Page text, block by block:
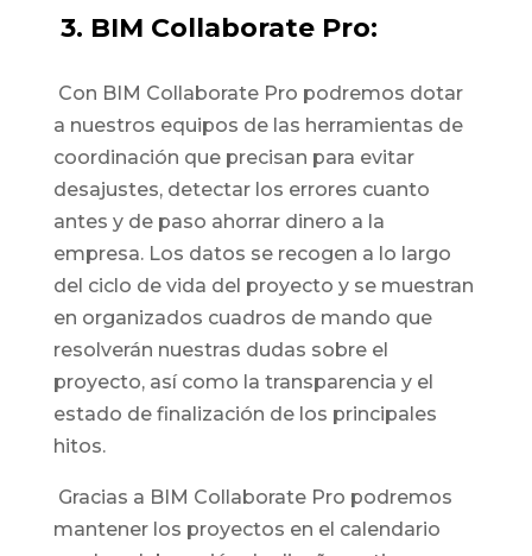
3. BIM Collaborate Pro:
Con BIM Collaborate Pro podremos dotar
a nuestros equipos de las herramientas de
coordinación que precisan para evitar
desajustes, detectar los errores cuanto
antes y de paso ahorrar dinero a la
empresa. Los datos se recogen a lo largo
del ciclo de vida del proyecto y se muestran
en organizados cuadros de mando que
resolverán nuestras dudas sobre el
proyecto, así como la transparencia y el
estado de finalización de los principales
hitos.
Gracias a BIM Collaborate Pro podremos
mantener los proyectos en el calendario